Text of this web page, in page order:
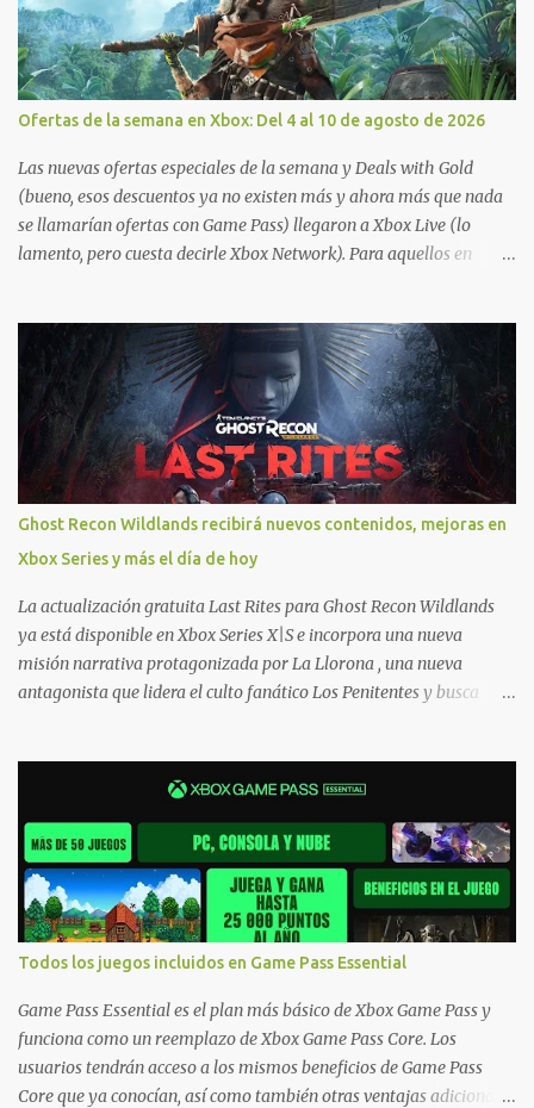
Ofertas de la semana en Xbox: Del 4 al 10 de agosto de 2026
Las nuevas ofertas especiales de la semana y Deals with Gold
(bueno, esos descuentos ya no existen más y ahora más que nada
se llamarían ofertas con Game Pass) llegaron a Xbox Live (lo
lamento, pero cuesta decirle Xbox Network). Para aquellos en
jugarlos y mantener un progreso compartido en Windows PC y
Xbox, y tenemos un listado de juegos compatibles por acá . ¿Aún
necesitas una mano con las compras? Tenemos un tutorial extenso
o en vídeo para que se quiten todas las dudas generales de cómo
hacer compras en Xbox . Podes consultar un listado más completo
de promociones desde xbox.com. El post puede tener
actualizaciones regulares o cambios ante cualquier error. Ofertas
- Argentina Ofertas - Chile Ofertas - Colombia Ofertas - México
Ofertas - Estados Unidos Ofertas - España Todas las ofertas de
Xbox One también aplican a Xbox Series, a excepción de los jue...
Ghost Recon Wildlands recibirá nuevos contenidos, mejoras en
Xbox Series y más el día de hoy
La actualización gratuita Last Rites para Ghost Recon Wildlands
ya está disponible en Xbox Series X|S e incorpora una nueva
misión narrativa protagonizada por La Llorona , una nueva
antagonista que lidera el culto fanático Los Penitentes y busca
Predator , uno de los desafíos más recordados por la comunidad,
junto con múltiples mejoras centradas en ampliar la libertad de
juego. Uno de los aspectos más importantes de Last Rites es la
gran cantidad de opciones de personalización incorporadas. Ahora
es posible ocultar más elementos de la interfaz, incluyendo las
trayectorias de lanzamiento de granadas y el resaltado de objetos
interactivos, además de desactivar automáticamente los sonidos
asociados cuando la interfaz está oculta. También se añaden los
llamados "Parámetros Ghost" , que permiten activar la recarga
táctica, limitar el número de armas ...
Todos los juegos incluidos en Game Pass Essential
Game Pass Essential es el plan más básico de Xbox Game Pass y
funciona como un reemplazo de Xbox Game Pass Core. Los
usuarios tendrán acceso a los mismos beneficios de Game Pass
Core que ya conocían, así como también otras ventajas adicionales